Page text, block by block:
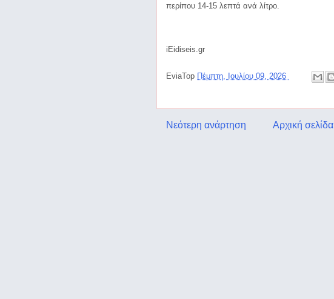
περίπου 14-15 λεπτά ανά λίτρο.
iEidiseis.gr
EviaTop Πέμπτη, Ιουλίου 09, 2026
Νεότερη ανάρτηση Αρχική σελίδα